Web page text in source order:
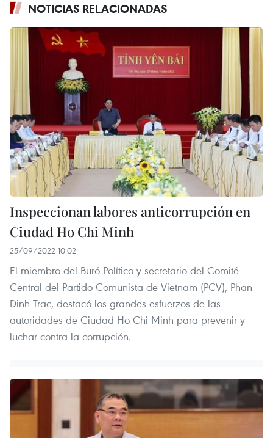
NOTICIAS RELACIONADAS
Inspeccionan labores anticorrupción en
Ciudad Ho Chi Minh
25/09/2022 10:02
El miembro del Buró Político y secretario del Comité
Central del Partido Comunista de Vietnam (PCV), Phan
Dinh Trac, destacó los grandes esfuerzos de las
autoridades de Ciudad Ho Chi Minh para prevenir y
luchar contra la corrupción.